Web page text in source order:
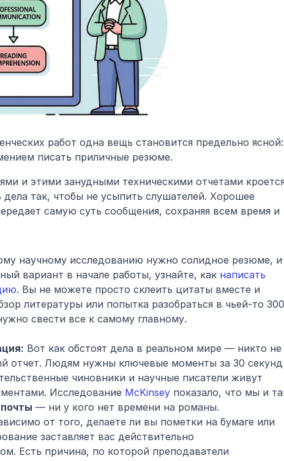
работ одна вещь становится предельно ясной:
писать приличные резюме.
и этими занудными техническими отчетами
самую суть сообщения, сохраняя всем время и
научному исследованию нужно солидное резюме, и
вариант в начале работы, узнайте, как написать
. Вы не можете просто склеить цитаты вместе и
литературы или попытка разобраться в чьей-то
свести все к самому главному.
Вот как обстоят дела в реальном мире — никто не
отчет. Людям нужны ключевые моменты за 30 секунд
чиновники и научные писатели живут
Исследование McKinsey показало, что мы и
— ни у кого нет времени на романы.
от того, делаете ли вы пометки на бумаге или
заставляет вас действительно
Есть причина, по которой преподаватели